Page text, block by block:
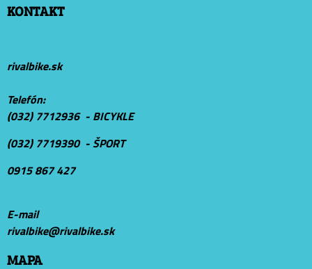
KONTAKT
rivalbike.sk
Telefón:
(032) 7712936 - BICYKLE
(032) 7719390 - ŠPORT
0915 867 427
E-mail
rivalbike@rivalbike.sk
MAPA